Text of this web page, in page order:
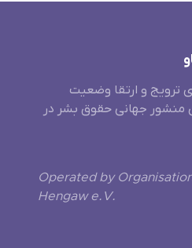
ترویج و ارتقا وضعیت
منشور جهانی حقوق بشر در
Operated by
Hengaw e.V.